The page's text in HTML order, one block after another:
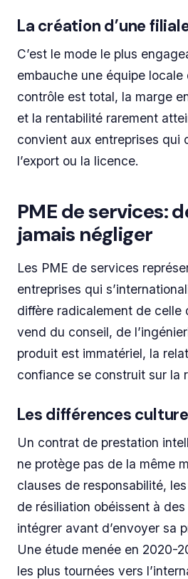
La création d’une
C’est le mode le plus
embauche une équipe
contrôle est total, la marge
et la rentabilité rarement
convient aux entreprises qui
l’export ou la licence.
PME de services:
jamais négliger
Les PME de services
entreprises qui
diffère radicalement de celle
vend du conseil, de
produit est immatériel, la
confiance se construit sur la
Les différences
Un contrat de prestation
ne protège pas de la même
clauses de responsabilité,
de résiliation obéissent à
intégrer avant d’envoyer sa
Une étude menée en 2020-
les plus tournées vers